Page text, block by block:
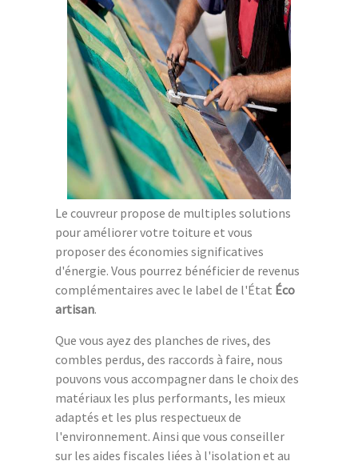
Le couvreur propose de multiples solutions
pour améliorer votre toiture et vous
proposer des économies significatives
d'énergie. Vous pourrez bénéficier de revenus
complémentaires avec le label de l'État Éco
artisan.
Que vous ayez des planches de rives, des
combles perdus, des raccords à faire, nous
pouvons vous accompagner dans le choix des
matériaux les plus performants, les mieux
adaptés et les plus respectueux de
l'environnement. Ainsi que vous conseiller
sur les aides fiscales liées à l'isolation et au